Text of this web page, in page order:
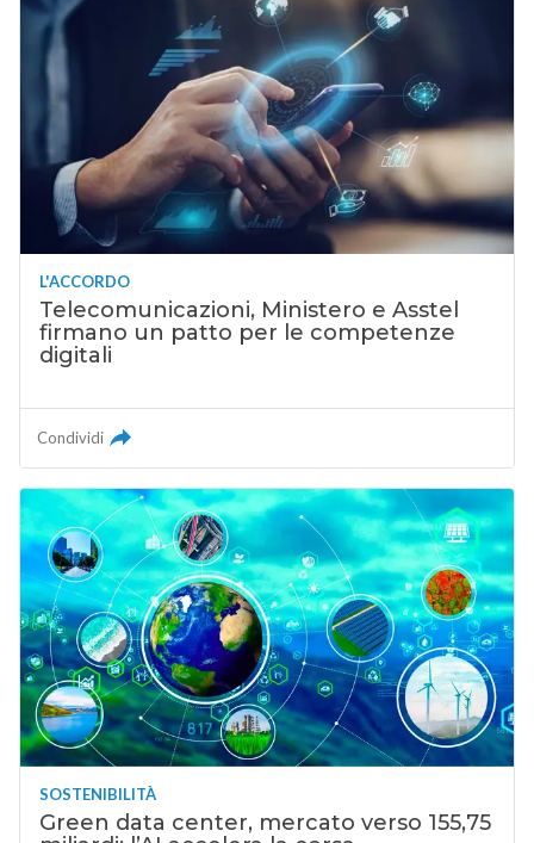
L'ACCORDO
Telecomunicazioni, Ministero e Asstel
firmano un patto per le competenze
digitali
Condividi
SOSTENIBILITÀ
Green data center, mercato verso 155,75